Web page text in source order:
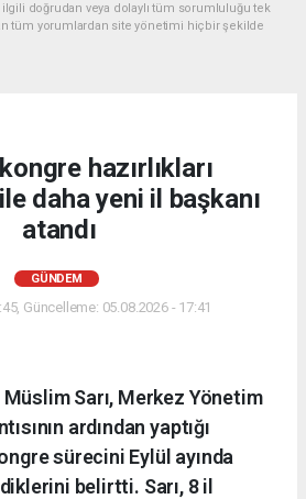
ilgili doğrudan veya dolaylı tüm sorumluluğu tek
tüm yorumlardan site yönetimi hiçbir şekilde
hazırlıkları
daha yeni il başkanı
atandı
GÜNDEM
Güncelleme: 05.08.2026 - 17:41
Sarı, Merkez Yönetim
ardından yaptığı
sürecini Eylül ayında
belirtti. Sarı, 8 il